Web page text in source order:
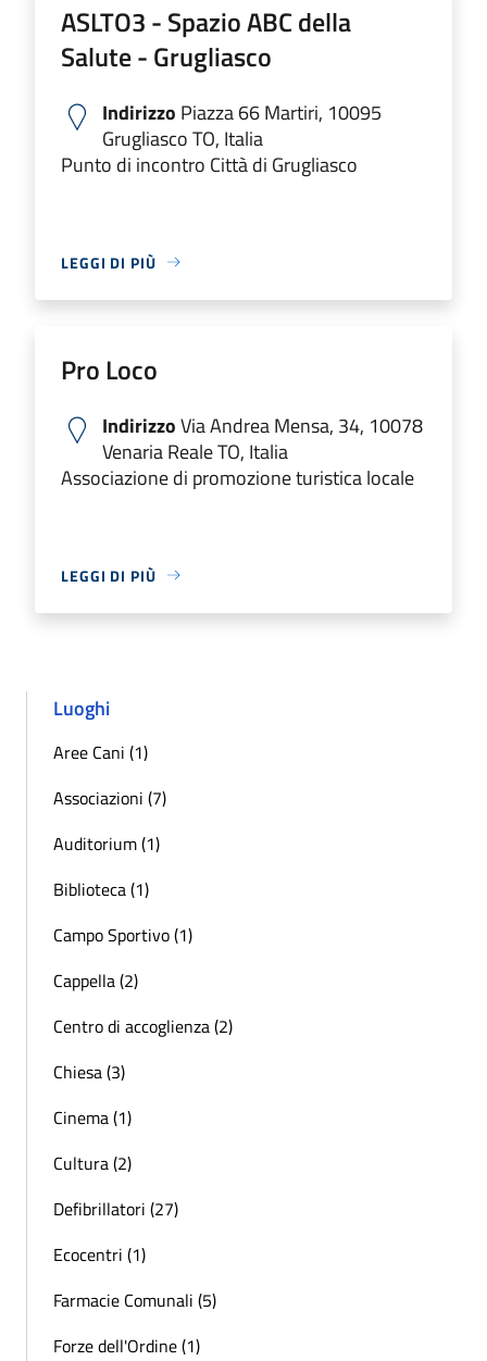
ASLTO3 - Spazio ABC della
Salute - Grugliasco
Indirizzo Piazza 66 Martiri, 10095
Grugliasco TO, Italia
Punto di incontro Città di Grugliasco
LEGGI DI PIÙ
Pro Loco
IndirizzoVia Andrea Mensa, 34, 10078
Venaria Reale TO, Italia
Associazione di promozione turistica locale
LEGGI DI PIÙ
Luoghi
Aree Cani (1)
Associazioni (7)
Auditorium (1)
Biblioteca (1)
Campo Sportivo (1)
Cappella (2)
Centro di accoglienza (2)
Chiesa (3)
Cinema (1)
Cultura (2)
Defibrillatori (27)
Ecocentri (1)
Farmacie Comunali (5)
Forze dell'Ordine (1)